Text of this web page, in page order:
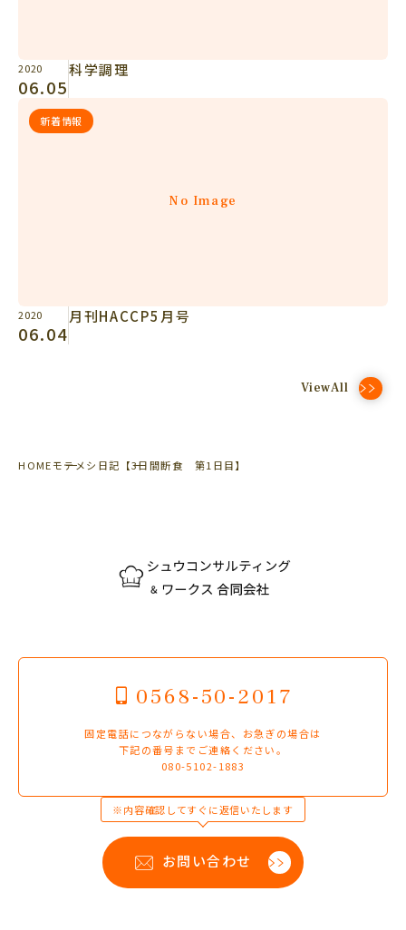
2020
06.05
科学調理
No Image
新着情報
2020
06.04
月刊HACCP5月号
ViewAll
HOMEモテメシ日記 【3日間断食 第1日目】
0568-50-2017
固定電話につながらない場合、お急ぎの場合は
下記の番号までご連絡ください。
080-5102-1883
※内容確認してすぐに返信いたします
お問い合わせ